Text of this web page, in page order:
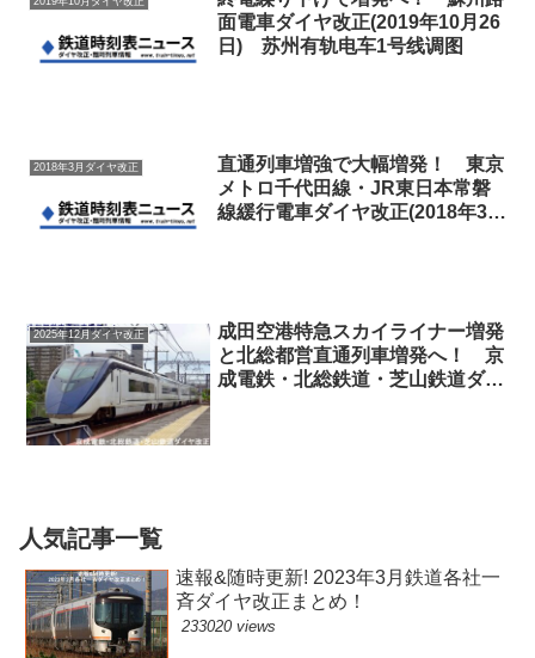
面電車ダイヤ改正(2019年10月26
日) 苏州有轨电车1号线调图
2018年3月ダイヤ改正
直通列車増強で大幅増発！ 東京
メトロ千代田線・JR東日本常磐
線緩行電車ダイヤ改正(2018年3月
2025年12月ダイヤ改正
成田空港特急スカイライナー増発
と北総都営直通列車増発へ！ 京
成電鉄・北総鉄道・芝山鉄道ダイ
人気記事一覧
速報&随時更新! 2023年3月鉄道各社一
斉ダイヤ改正まとめ！
233020 views